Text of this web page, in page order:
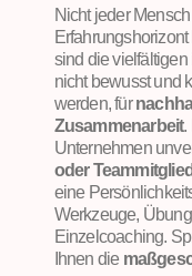
Nicht jeder
sind die vielfältigen
nicht bewusst und
werden, für
Zusammenarbeit.
Unternehmen
oder Teammitglied
eine
Werkzeuge,
Einzelcoaching.
Ihnen die